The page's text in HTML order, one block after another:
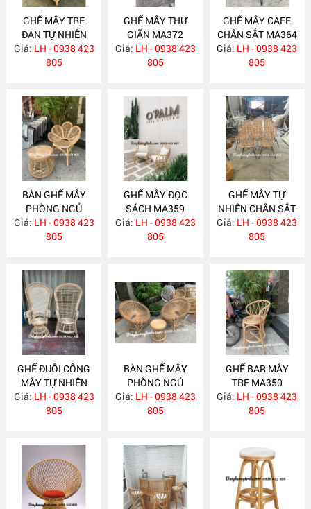
GHẾ MÂY TRE
ĐAN TỰ NHIÊN
MA377
Giá: LH - 0938 423
805
GHẾ MÂY THƯ
GIÃN MA372
Giá: LH - 0938 423
805
GHẾ MÂY CAFE
CHÂN SẮT MA364
Giá: LH - 0938 423
805
BÀN GHẾ MÂY
PHÒNG NGỦ
MA360
Giá: LH - 0938 423
805
GHẾ MÂY ĐỌC
SÁCH MA359
Giá: LH - 0938 423
805
GHẾ MÂY TỰ
NHIÊN CHÂN SẮT
MA358
Giá: LH - 0938 423
805
GHẾ ĐUÔI CÔNG
MÂY TỰ NHIÊN
MA357
Giá: LH - 0938 423
805
BÀN GHẾ MÂY
PHÒNG NGỦ
MA352
Giá: LH - 0938 423
805
GHẾ BAR MÂY
TRE MA350
Giá: LH - 0938 423
805